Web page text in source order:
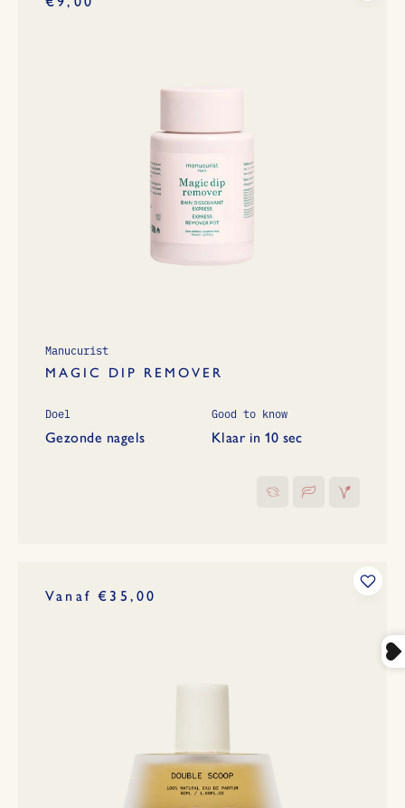
Manucurist
MAGIC DIP REMOVER
Doel
Gezonde nagels
Good to know
Klaar in 10 sec
Vanaf €35,00